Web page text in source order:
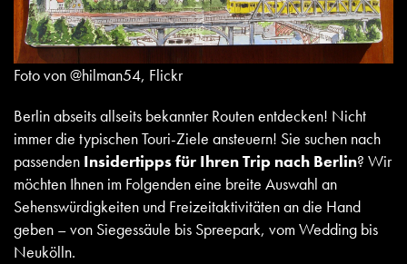
Foto von @hilman54, Flickr
Berlin abseits allseits bekannter Routen entdecken! Nicht
immer die typischenTouri-Ziele ansteuern! Sie suchen nach
passenden Insidertipps für Ihren Trip nach Berlin? Wir
möchten Ihnen im Folgenden eine breite Auswahl an
Sehenswürdigkeiten und Freizeitaktivitäten an die Hand
geben – von Siegessäule bis Spreepark, vom Wedding bis
Neukölln.